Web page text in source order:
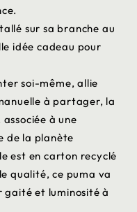
sur sa branche au
idée cadeau pour
soi-même, allie
à partager, la
à une
de la planète
est en carton recyclé
qualité, ce puma va
et luminosité à